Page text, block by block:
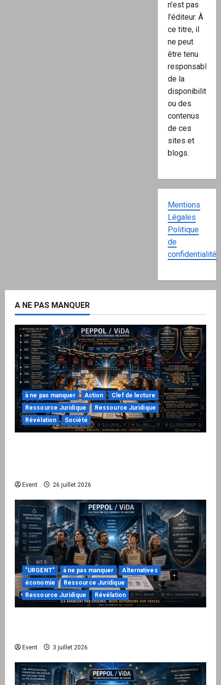
n’est pas
l’éditeur. À
ce titre, il
ne peut
être tenu
responsable
de la
disponibilité
ou des
contenus
de ces
sites et
blogs.
Mentions
Légales
Politique
de
confidentialité
A NE PAS MANQUER
à ne pas manquer Action
Clef de lecture
Ressource Juridique
Ressource Juridique
Révélation
Société
Event 26 juillet 2026
"URGENT" à ne pas manquer
Alternatives
économie
Ressource Juridique
Ressource Juridique
Révélation
Event 3 juillet 2026